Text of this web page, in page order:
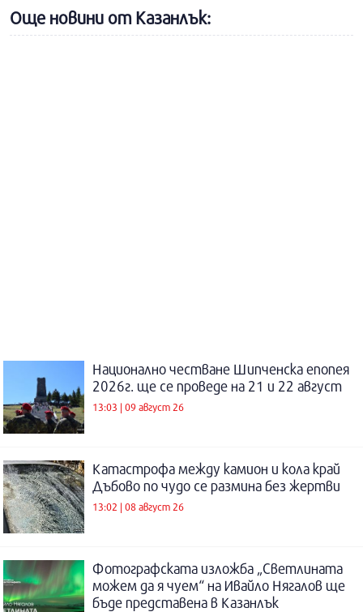
Още новини от Казанлък:
Национално честване Шипченска епопея
2026г. ще се проведе на 21 и 22 август
13:03 | 09 август 26
Катастрофа между камион и кола край
Дъбово по чудо се размина без жертви
13:02 | 08 август 26
Фотографската изложба „Светлината
можем да я чуем“ на Ивайло Нягалов ще
бъде представена в Казанлък